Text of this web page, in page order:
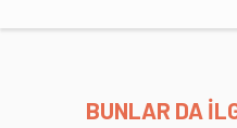
BUNLAR DA